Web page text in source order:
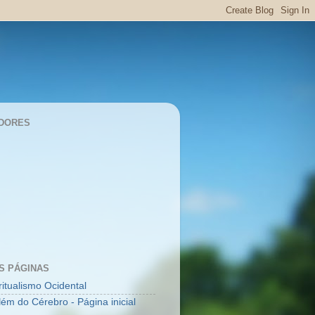
PÁGINAS
Ocidental
do Cérebro - Página inicial